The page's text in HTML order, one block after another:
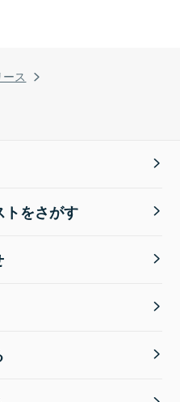
ス
トをさがす